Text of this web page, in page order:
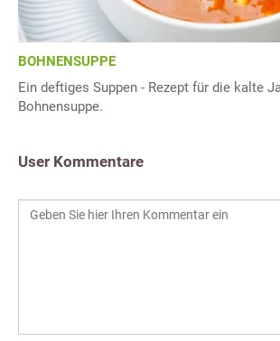
BOHNENSUPPE
Ein deftiges Suppen - Rezept für die kalte
Bohnensuppe.
User Kommentare